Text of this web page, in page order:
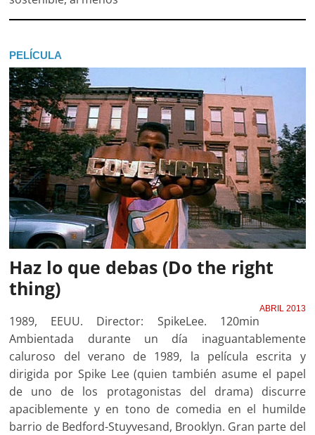
PELÍCULA
Haz lo que debas (Do the right
thing)
ABRIL 2013
1989, EEUU. Director: SpikeLee. 120min
Ambientada durante un día inaguantablemente
caluroso del verano de 1989, la película escrita y
dirigida por Spike Lee (quien también asume el papel
de uno de los protagonistas del drama) discurre
apaciblemente y en tono de comedia en el humilde
barrio de Bedford-Stuyvesand, Brooklyn. Gran parte del